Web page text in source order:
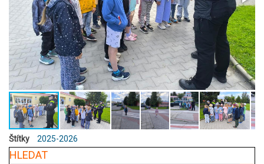
Štítky 2025-2026
HLEDAT